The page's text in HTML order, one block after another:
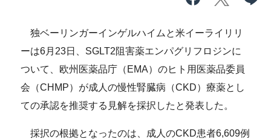
独ベーリンガーインゲルハイムと米イーライリリ
ーは6月23日、SGLT2阻害薬エンパグリフロジンに
ついて、欧州医薬品庁（EMA）のヒト用医薬品委員
会（CHMP）が成人の慢性腎臓病（CKD）療薬とし
ての承認を推奨する見解を採択したと発表した。
採択の根拠となったのは、成人のCKD患者6,609例